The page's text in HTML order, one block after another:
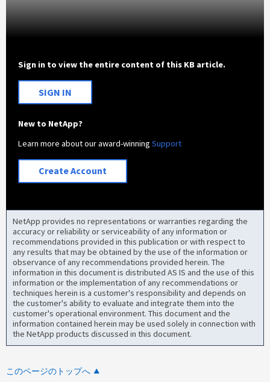
Sign in to view the entire content of this KB article.
SIGN IN
New to NetApp?
Learn more about our award-winningSupport
Create Account
NetApp provides no representations or warranties regarding the
accuracy or reliability or serviceability of any information or
recommendations provided in this publication or with respect to
any results that may be obtained by the use of the information or
observance of any recommendations provided herein. The
information in this document is distributed AS IS and the use of this
information or the implementation of any recommendations or
techniques herein is a customer's responsibility and depends on
the customer's ability to evaluate and integrate them into the
customer's operational environment. This document and the
information contained herein may be used solely in connection with
the NetApp products discussed in this document.
このページのトップへ